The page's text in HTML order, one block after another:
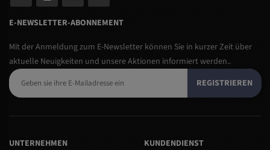
E-NEWSLETTER-ABONNEMENT
Mit der Anmeldung zum E-Newsletter können Sie in kurzer Zeit über
aktuelle Neuigkeiten und unsere Aktionen informiert werden..
REGISTRIEREN
UNTERNEHMEN KUNDENDIENST